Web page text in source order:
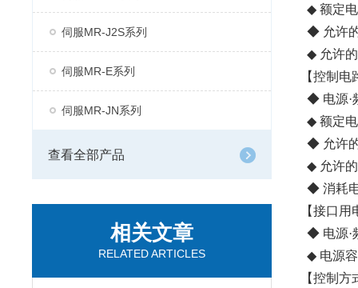
伺服MR-J2S系列
伺服MR-E系列
伺服MR-JN系列
查看全部产品
相关文章
RELATED ARTICLES
◆ 额定
◆ 允许
◆ 允许
【控制
◆ 电源·
◆ 额定
◆ 允许
◆ 允许
◆ 消耗
【接口用
◆ 电源·
◆ 电源
【控制